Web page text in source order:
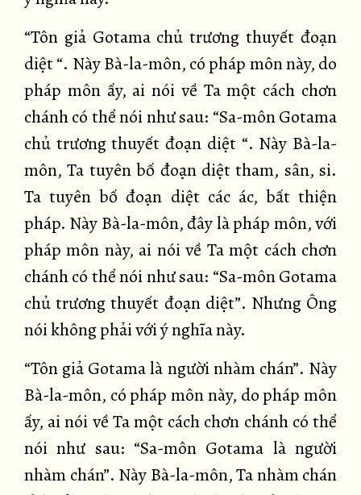
“Tôn giả Gotama chủ trương thuyết đoạn
diệt “. Này Bà-la-môn, có pháp môn này, do
pháp môn ấy, ai nói về Ta một cách chơn
chánh có thể nói như sau: “Sa-môn Gotama
chủ trương thuyết đoạn diệt “. Này Bà-la-
môn, Ta tuyên bố đoạn diệt tham, sân, si.
Ta tuyên bố đoạn diệt các ác, bất thiện
pháp. Này Bà-la-môn, đây là pháp môn, với
pháp môn này, ai nói về Ta một cách chơn
chánh có thể nói như sau: “Sa-môn Gotama
chủ trương thuyết đoạn diệt”. Nhưng Ông
nói không phải với ý nghĩa này.
“Tôn giả Gotama là người nhàm chán”. Này
Bà-la-môn, có pháp môn này, do pháp môn
ấy, ai nói về Ta một cách chơn chánh có thể
nói như sau: “Sa-môn Gotama là người
nhàm chán”. Này Bà-la-môn, Ta nhàm chán